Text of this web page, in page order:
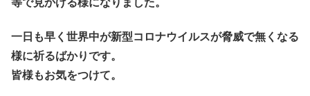
一日も早く世界中が新型コロナウイルスが脅威で無くなる
様に祈るばかりです。
皆様もお気をつけて。